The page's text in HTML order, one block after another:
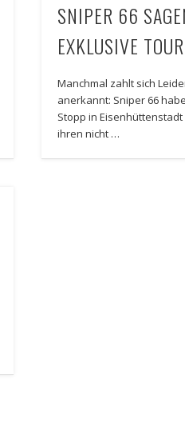
SNIPER 66
EXKLUSIVE
Manchmal zahlt sich
anerkannt: Sniper 66
Stopp in
ihren nicht …